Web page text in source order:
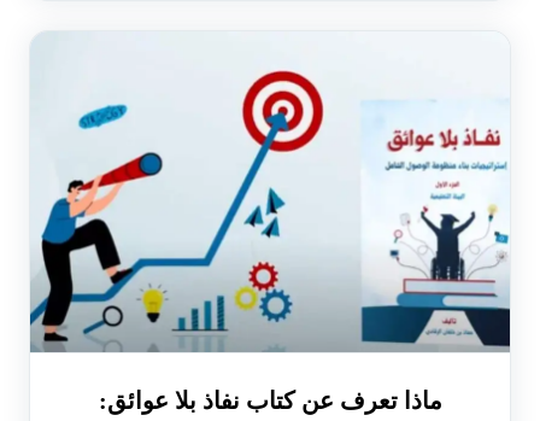
ماذا تعرف عن ‏كتاب نفاذ بلا عوائق: